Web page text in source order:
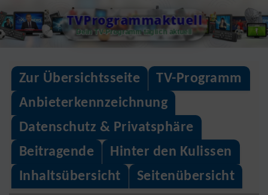
Skip
to
TVProgrammaktuell
Dein TV-Programm täglich aktuell
Zur Übersichtsseite
TV-Programm
Anbieterkennzeichnung
Datenschutz & Privatsphäre
Beitragende
Hinter den Kulissen
Inhaltsübersicht
Seitenübersicht